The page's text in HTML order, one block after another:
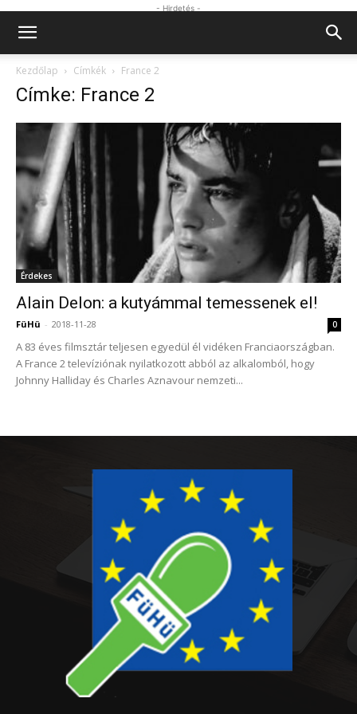
- Hirdetés -
Kezdőlap Címkék France 2
Címke: France 2
Érdekes
Alain Delon: a kutyámmal temessenek el!
FüHü - 2018-11-28 0
A 83 éves filmsztár teljesen egyedül él vidéken Franciaországban.
A France 2 televíziónak nyilatkozott abból az alkalomból, hogy
Johnny Halliday és Charles Aznavour nemzeti...